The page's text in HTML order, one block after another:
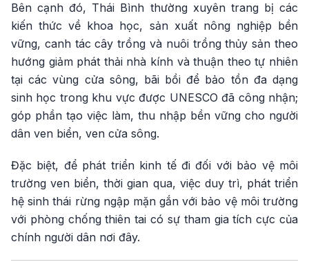
Bên cạnh đó, Thái Bình thường xuyên trang bị các
kiến thức về khoa học, sản xuất nông nghiệp bền
vững, canh tác cây trồng và nuôi trồng thủy sản theo
hướng giảm phát thải nhà kính và thuận theo tự nhiên
tại các vùng cửa sông, bãi bồi để bảo tồn đa dạng
sinh học trong khu vực được UNESCO đã công nhận;
góp phần tạo việc làm, thu nhập bền vững cho người
dân ven biển, ven cửa sông.
Đặc biệt, để phát triển kinh tế đi đối với bảo vệ môi
trường ven biển, thời gian qua, việc duy trì, phát triển
hệ sinh thái rừng ngập mặn gắn với bảo vệ môi trường
với phòng chống thiên tai có sự tham gia tích cực của
chính người dân nơi đây.